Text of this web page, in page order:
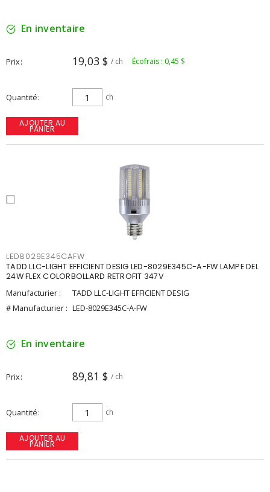
En inventaire
Prix 19,03 $ / ch Écofrais : 0,45 $
Quantité ch
AJOUTER AU
PANIER
LED8029E345CAFW
TADD LLC-LIGHT EFFICIENT DESIG LED-8029E345C-A-FW LAMPE DEL
24W FLEX COLORBOLLARD RETROFIT 347V
Manufacturier :
TADD LLC-LIGHT EFFICIENT DESIG
# Manufacturier : LED-8029E345C-A-FW
En inventaire
Prix 89,81 $ / ch
Quantité ch
AJOUTER AU
PANIER